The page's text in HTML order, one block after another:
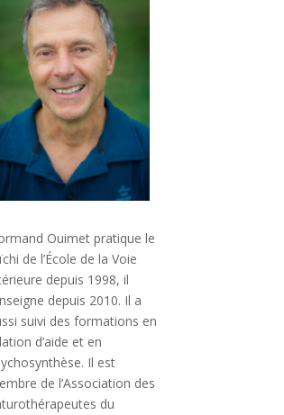
Ouimet pratique le
de l’École de la Voie
depuis 1998, il
depuis 2010. Il a
suivi des formations en
d’aide et en
Il est
de l’Association des
du